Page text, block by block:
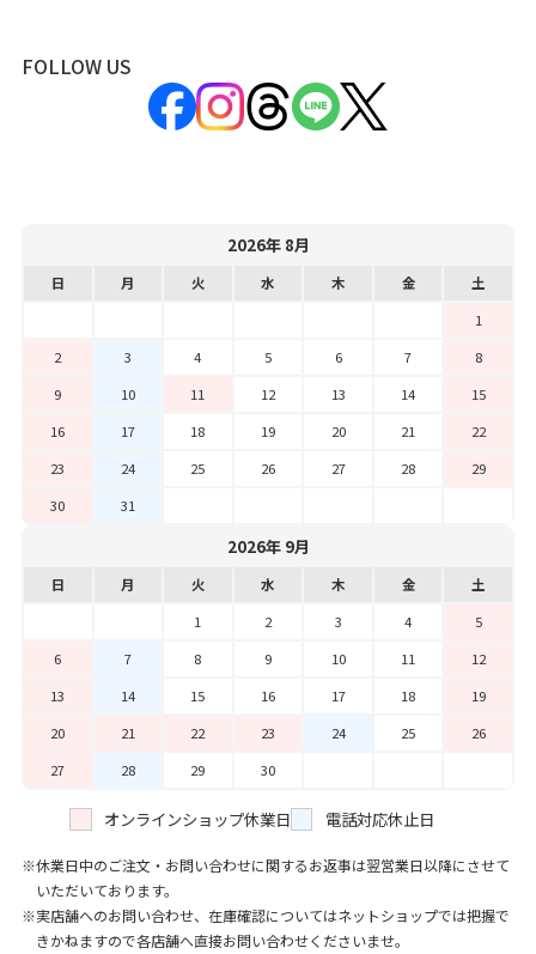
FOLLOW US
2026年 8月
日 月 火 水 木 金
土
1
2
3 4 5 6 7
8
9
10 11 12 13 14
15
16
17 18 19 20 21
22
23
24 25 26 27 28
29
30
31
2026年 9月
日 月 火 水 木 金
土
1
2 3 4
5
6
7 8 9 10 11
12
13
14 15 16 17 18
19
20
21 22 23 24 25
26
27
28 29 30
オンラインショップ休業日 電話対応休止日
休業日中のご注文・お問い合わせに関するお返事は翌営業日以降にさせて
いただいております。
実店舗へのお問い合わせ、在庫確認についてはネットショップでは把握で
きかねますので各店舗へ直接お問い合わせくださいませ。